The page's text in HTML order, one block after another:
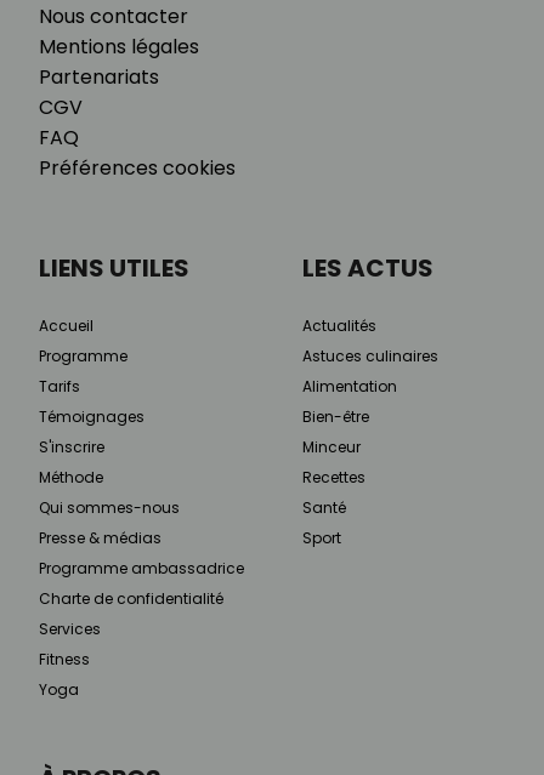
Nous contacter
Mentions légales
Partenariats
CGV
FAQ
Préférences cookies
LIENS UTILES
Accueil
Programme
Tarifs
Témoignages
S'inscrire
Méthode
Qui sommes-nous
Presse & médias
Programme ambassadrice
Charte de confidentialité
Services
Fitness
Yoga
LES ACTUS
Actualités
Astuces culinaires
Alimentation
Bien-être
Minceur
Recettes
Santé
Sport